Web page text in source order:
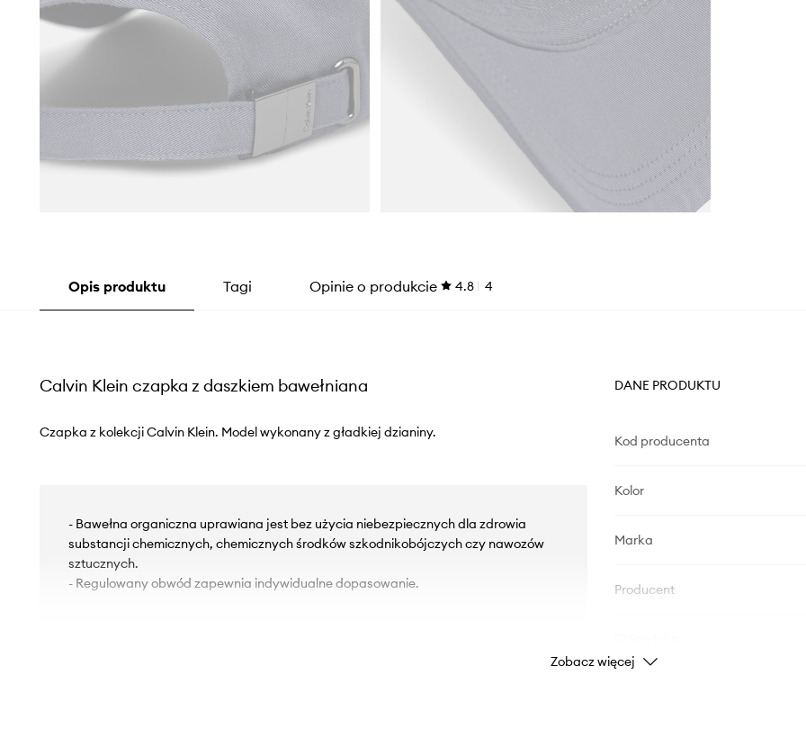
Opis produktu Tagi Opinie o produkcie 4.8 4
Calvin Klein czapka z daszkiem bawełniana
Czapka z kolekcji Calvin Klein. Model wykonany z gładkiej dzianiny.
- Bawełna organiczna uprawiana jest bez użycia niebezpiecznych dla zdrowia
substancji chemicznych, chemicznych środków szkodnikobójczych czy nawozów
sztucznych.
- Regulowany obwód zapewnia indywidualne dopasowanie.
DANE PRODUKTU
Kod producenta
Kolor
Marka
Producent
Zobacz więcej